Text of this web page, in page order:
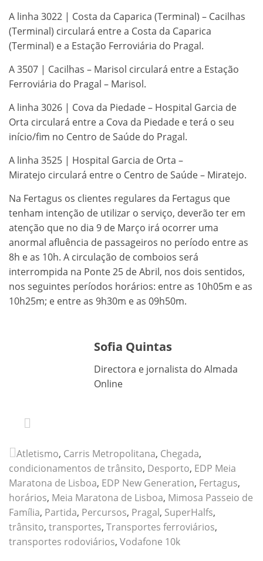
A linha 3022 | Costa da Caparica (Terminal) – Cacilhas
(Terminal) circulará entre a Costa da Caparica
(Terminal) e a Estação Ferroviária do Pragal.
A 3507 | Cacilhas – Marisol circulará entre a Estação
Ferroviária do Pragal – Marisol.
A linha 3026 | Cova da Piedade – Hospital Garcia de
Orta circulará entre a Cova da Piedade e terá o seu
início/fim no Centro de Saúde do Pragal.
A linha 3525 | Hospital Garcia de Orta –
Miratejo circulará entre o Centro de Saúde – Miratejo.
Na Fertagus os clientes regulares da Fertagus que
tenham intenção de utilizar o serviço, deverão ter em
atenção que no dia 9 de Março irá ocorrer uma
anormal afluência de passageiros no período entre as
8h e as 10h. A circulação de comboios será
interrompida na Ponte 25 de Abril, nos dois sentidos,
nos seguintes períodos horários: entre as 10h05m e as
10h25m; e entre as 9h30m e as 09h50m.
Sofia Quintas
Directora e jornalista do Almada
Online
Atletismo, Carris Metropolitana, Chegada,
condicionamentos de trânsito, Desporto, EDP Meia
Maratona de Lisboa, EDP New Generation, Fertagus,
horários, Meia Maratona de Lisboa, Mimosa Passeio de
Família, Partida, Percursos, Pragal, SuperHalfs,
trânsito, transportes, Transportes ferroviários,
transportes rodoviários, Vodafone 10k